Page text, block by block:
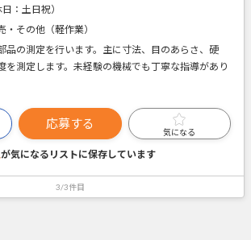
：土日祝）
・その他（軽作業）
品の測定を行います。主に寸法、目のあらさ、硬
を測定します。未経験の機械でも丁寧な指導があり
応募する
気になる
が気になるリストに保存しています
3/3件目